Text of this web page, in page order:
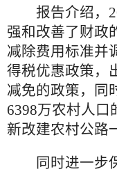
报告介绍，
强和改善了财政
减除费用标准并
得税优惠政策，
减免的政策，同
6398万农村人口
新改建农村公路
同时进一步保